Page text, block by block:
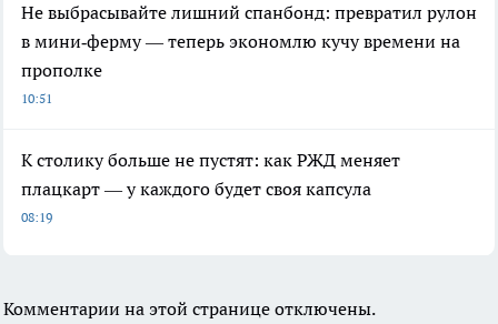
Не выбрасывайте лишний спанбонд: превратил рулон
в мини‑ферму — теперь экономлю кучу времени на
прополке
10:51
К столику больше не пустят: как РЖД меняет
плацкарт — у каждого будет своя капсула
08:19
Комментарии на этой странице отключены.